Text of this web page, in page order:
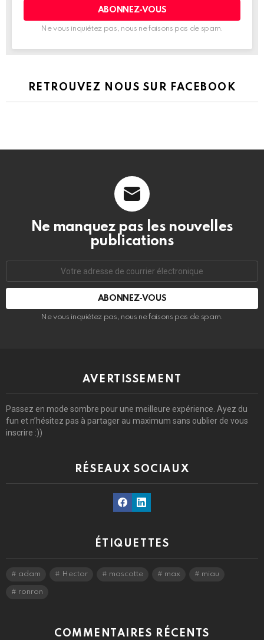
Ne vous inquiétez pas, nous ne faisons pas de spam.
RETROUVEZ NOUS SUR FACEBOOK
Ne manquez pas les nouvelles
publications
courrier
Ne vous inquiétez pas, nous ne faisons pas de spam.
AVERTISSEMENT
Passez en mode sombre pour une meilleure expérience. Ayez du
fun et n’hésitez pas à partager au maximum sans oublier de vous
inscrire :))
RÉSEAUX SOCIAUX
FacebookLinkedin
ÉTIQUETTES
adam Hector mascotte max miau
ronron
COMMENTAIRES RÉCENTS